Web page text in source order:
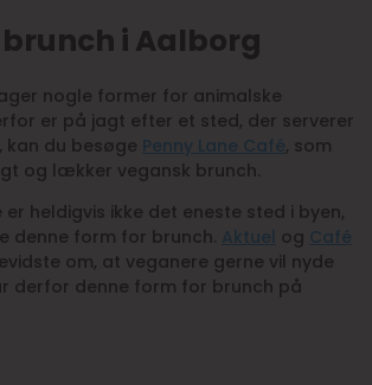
i Aalborg
nogle former for animalske
er på jagt efter et sted, der serverer
kan du besøge Penny Lane Café, som
og lækker vegansk brunch.
er heldigvis ikke det eneste sted i byen,
denne form for brunch. Aktuel og Café
om, at veganere gerne vil nyde
derfor denne form for brunch på